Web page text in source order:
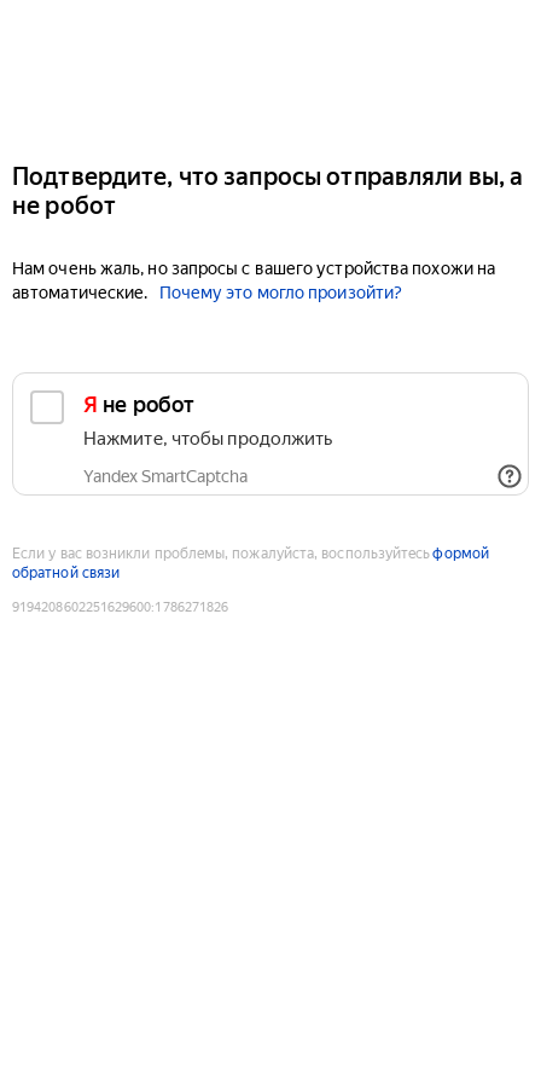
Подтвердите, что запросы отправляли вы, а
не робот
Нам очень жаль, но запросы с вашего устройства похожи на
автоматические.
Почему это могло произойти?
Я не робот
Нажмите, чтобы продолжить
Yandex SmartCaptcha
Если у вас возникли проблемы, пожалуйста, воспользуйтесьформой
обратной связи
9194208602251629600:1786271826